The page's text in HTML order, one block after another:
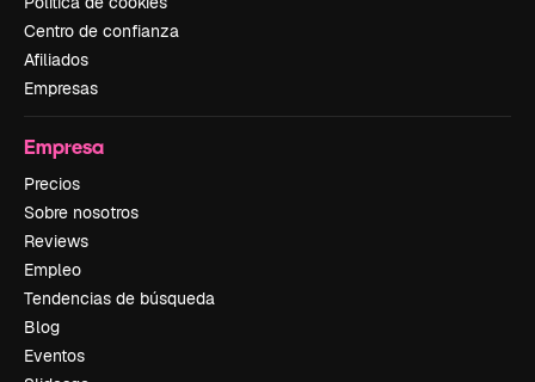
Centro de confianza
Afiliados
Empresas
Empresa
Precios
Sobre nosotros
Reviews
Empleo
Tendencias de búsqueda
Blog
Eventos